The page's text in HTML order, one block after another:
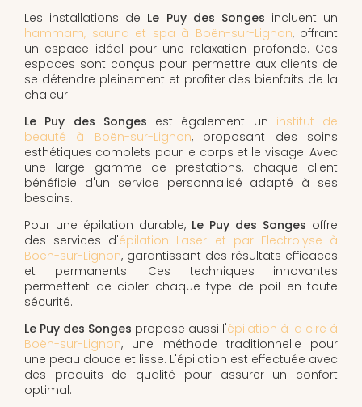
Les installations de Le Puy des Songes incluent un
hammam, sauna et spa à Boën-sur-Lignon, offrant
un espace idéal pour une relaxation profonde. Ces
espaces sont conçus pour permettre aux clients de
se détendre pleinement et profiter des bienfaits de la
chaleur.
Le Puy des Songes est également un institut de
beauté à Boën-sur-Lignon, proposant des soins
esthétiques complets pour le corps et le visage. Avec
une large gamme de prestations, chaque client
bénéficie d'un service personnalisé adapté à ses
besoins.
Pour une épilation durable, Le Puy des Songes offre
des services d'épilation Laser et par Electrolyse à
Boën-sur-Lignon, garantissant des résultats efficaces
et permanents. Ces techniques innovantes
permettent de cibler chaque type de poil en toute
sécurité.
Le Puy des Songes propose aussi l'épilation à la cire à
Boën-sur-Lignon, une méthode traditionnelle pour
une peau douce et lisse. L'épilation est effectuée avec
des produits de qualité pour assurer un confort
optimal.